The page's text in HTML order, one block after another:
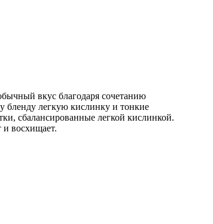
вкус благодаря сочетанию
бленду легкую кислинку и тонкие
сбалансированные легкой кислинкой.
и восхищает.